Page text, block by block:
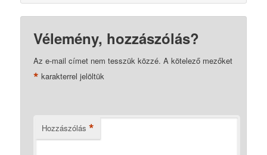
Vélemény, hozzászólás?
Az e-mail címet nem tesszük közzé. A kötelező mezőket
* karakterrel jelöltük
Hozzászólás *